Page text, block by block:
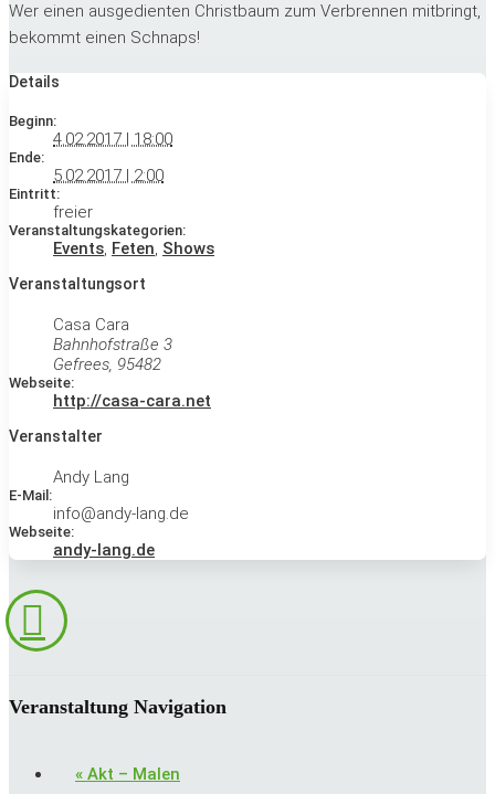
Wer einen ausgedienten Christbaum zum Verbrennen mitbringt,
bekommt einen Schnaps!
Details
Beginn:
4.02.2017 | 18:00
Ende:
5.02.2017 | 2:00
Eintritt:
freier
Veranstaltungskategorien:
Events, Feten, Shows
Veranstaltungsort
Casa Cara
Bahnhofstraße 3
Gefrees, 95482
Webseite:
http://casa-cara.net
Veranstalter
Andy Lang
E-Mail:
info@andy-lang.de
Webseite:
andy-lang.de
Veranstaltung Navigation
« Akt – Malen